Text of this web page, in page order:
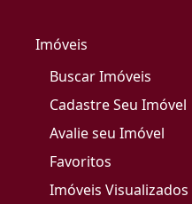
Imóveis
Buscar Imóveis
Cadastre Seu Imóvel
Avalie seu Imóvel
Favoritos
Imóveis Visualizados